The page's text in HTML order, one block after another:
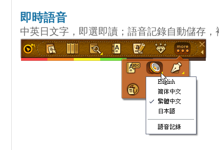
即時語音
中英日文字，即選即讀；語音記錄自動儲存